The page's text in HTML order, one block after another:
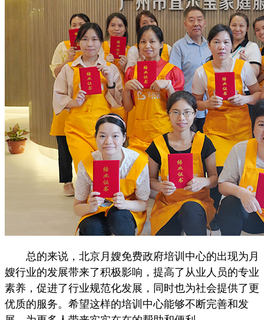
总的来说，北京月嫂免费政府培训中心的出现为月
嫂行业的发展带来了积极影响，提高了从业人员的专业
素养，促进了行业规范化发展，同时也为社会提供了更
优质的服务。希望这样的培训中心能够不断完善和发